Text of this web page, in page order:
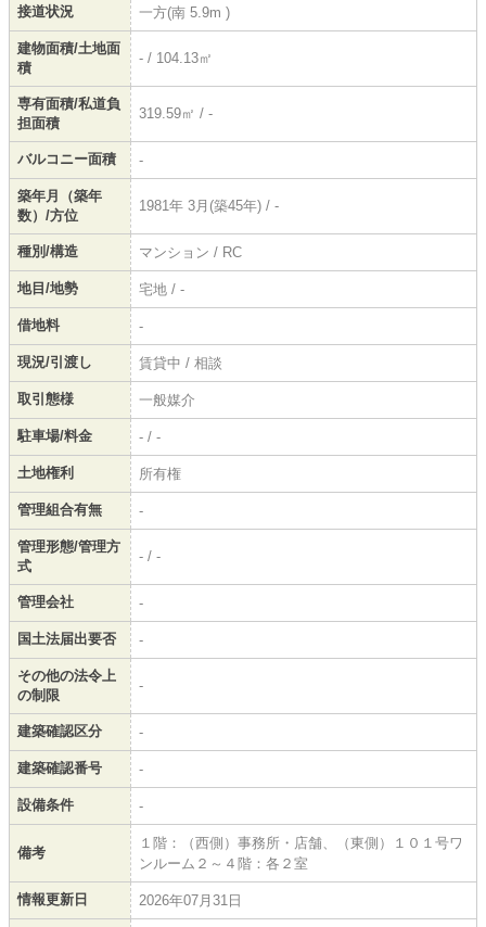
接道状況 一方(南 5.9m )
建物面積/土地面
積
- / 104.13㎡
専有面積/私道負
担面積
319.59㎡ / -
バルコニー面積 -
築年月（築年
数）/方位
1981年 3月(築45年) / -
種別/構造 マンション / RC
地目/地勢 宅地 / -
借地料 -
現況/引渡し 賃貸中 / 相談
取引態様 一般媒介
駐車場/料金 - / -
土地権利 所有権
管理組合有無 -
管理形態/管理方
式
- / -
管理会社 -
国土法届出要否 -
その他の法令上
の制限
-
建築確認区分 -
建築確認番号 -
設備条件 -
備考
１階：（西側）事務所・店舗、（東側）１０１号ワ
ンルーム２～４階：各２室
情報更新日 2026年07月31日